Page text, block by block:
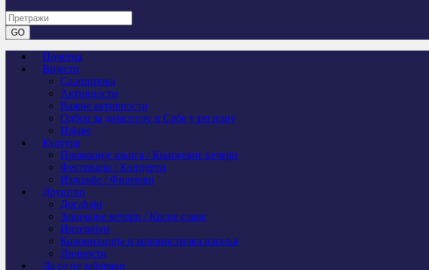
Почетна
Вијести
Саопштења
Активности
Важне активности
Одбор за дијаспору и Србе у региону
Најаве
Култура
Промоције књига / Књижевне вечери
Фестивали / Концерти
Изложбе / Филмови
Друштво
Догађаји
Завичајне вечери / Крсне славе
Интервјуи
Колонизација и колонистичка насеља
Личности
Да се не заборави